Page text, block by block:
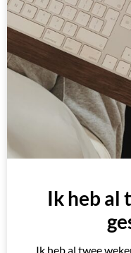
Ik heb al
Ik heb al twee